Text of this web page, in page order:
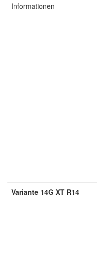
Informationen
Variante 14G XT R14